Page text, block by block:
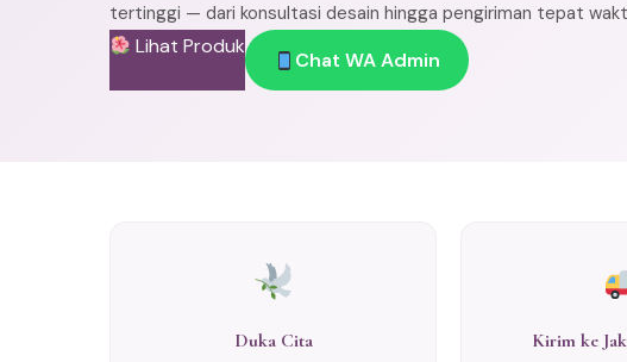
tertinggi — dari konsultasi desain hingga pengiriman tepat
Lihat Produk
Chat WA Admin
Duka Cita Kirim ke